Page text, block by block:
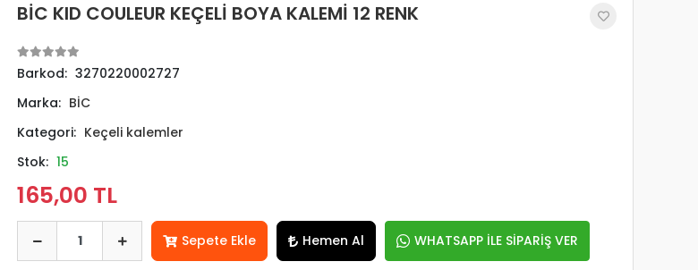
BİC KID COULEUR KEÇELİ BOYA KALEMİ 12 RENK
Barkod: 3270220002727
Marka: BİC
Kategori: Keçeli kalemler
Stok: 15
165,00 TL
Sepete Ekle Hemen Al WHATSAPP İLE SİPARİŞ VER